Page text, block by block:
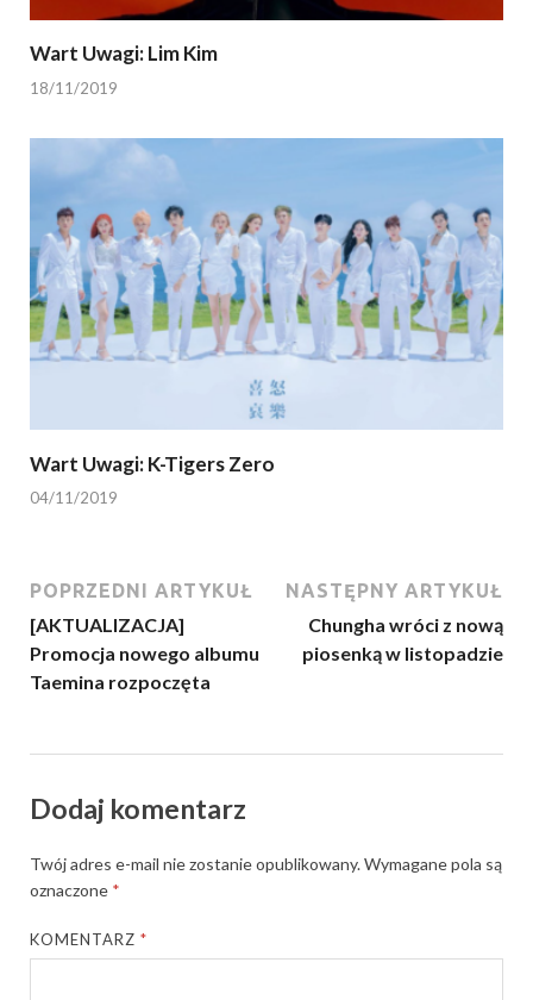
Wart Uwagi: Lim Kim
18/11/2019
Wart Uwagi: K-Tigers Zero
04/11/2019
POPRZEDNI ARTYKUŁ
[AKTUALIZACJA]
Promocja nowego albumu
Taemina rozpoczęta
NASTĘPNY ARTYKUŁ
Chungha wróci z nową
piosenką w listopadzie
Dodaj komentarz
Twój adres e-mail nie zostanie opublikowany.Wymagane pola są
oznaczone *
KOMENTARZ*